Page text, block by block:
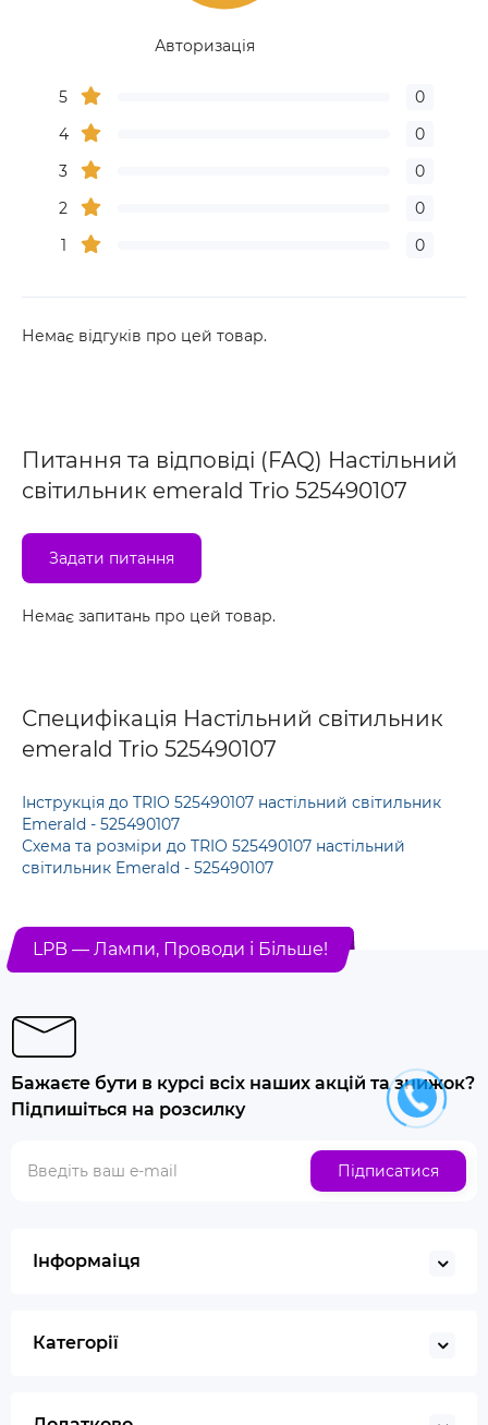
Авторизація
5
0
4
0
3
0
2
0
1
0
Немає відгуків про цей товар.
Питання та відповіді (FAQ) Настільний
світильник emerald Trio 525490107
Задати питання
Немає запитань про цей товар.
Специфікація Настільний світильник
emerald Trio 525490107
Інструкція до TRIO 525490107 настільний світильник
Emerald - 525490107
Схема та розміри до TRIO 525490107 настільний
світильник Emerald - 525490107
LPB — Лампи, Проводи і Більше!
Бажаєте бути в курсі всіх наших акцій та знижок?
Підпишіться на розсилку
Підписатися
Інформаіця
Категорії